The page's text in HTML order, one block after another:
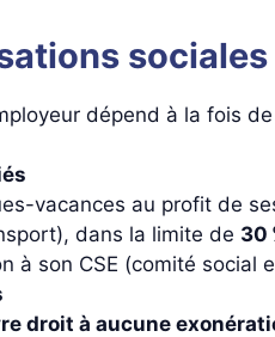
dépend à la fois
vacances au profit de
dans la limite de 30
à son CSE (comité social
droit à aucune